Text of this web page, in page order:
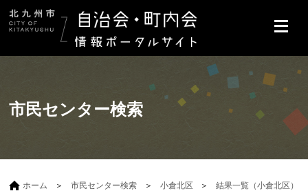
市民センター検索
ホーム 市民センター検索 小倉北区 結果一覧（小倉北区）